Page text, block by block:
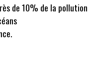
de 10% de la pollution